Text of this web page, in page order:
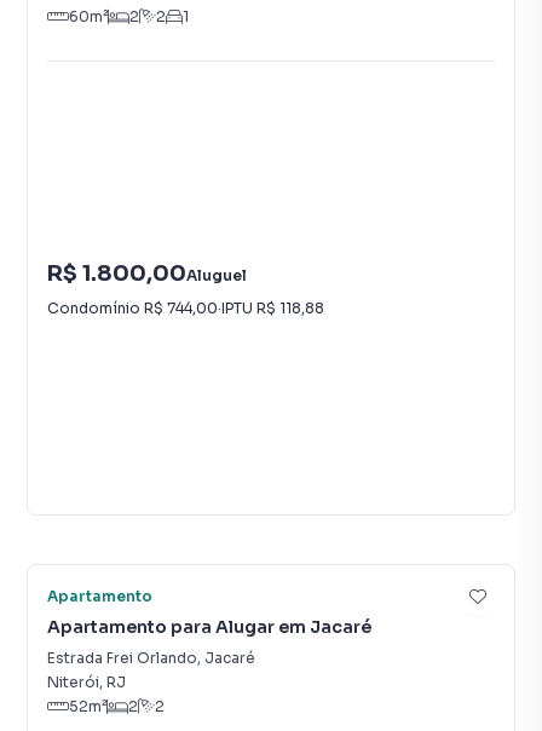
60m² 2 2 1
R$ 1.800,00Aluguel
Condomínio R$ 744,00·IPTU R$ 118,88
Apartamento
Apartamento para Alugar em Jacaré
Estrada Frei Orlando, Jacaré
Niterói, RJ
52m² 2 2